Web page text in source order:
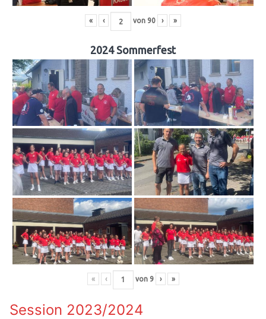
« ‹ von 90 › »
2024 Sommerfest
« ‹ von 9 › »
Session 2023/2024